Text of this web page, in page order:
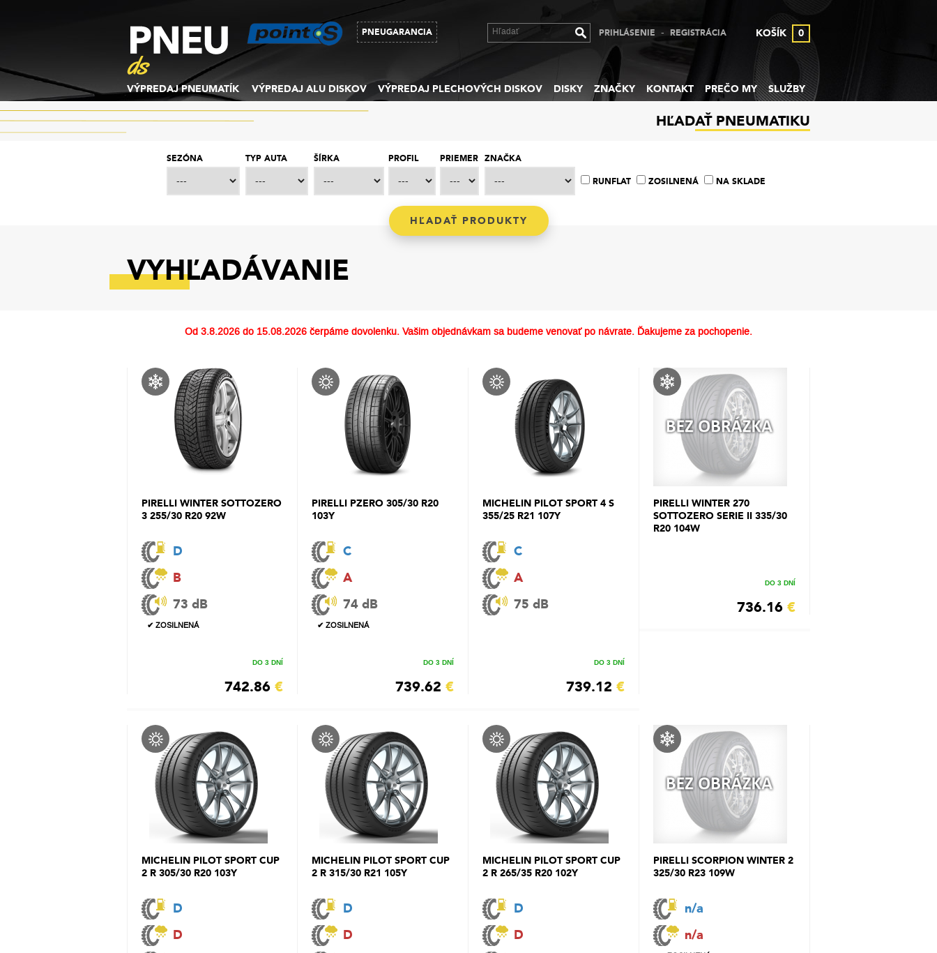
PNEUGARANCIA PRIHLÁSENIE - REGISTRÁCIA KOŠÍK 0
VÝPREDAJ PNEUMATÍK VÝPREDAJ ALU DISKOV VÝPREDAJ PLECHOVÝCH DISKOV DISKY ZNAČKY KONTAKT PREČO MY SLUŽBY
HĽADAŤ PNEUMATIKU
SEZÓNA TYP AUTA ŠÍRKA PROFIL PRIEMER ZNAČKA
RUNFLAT ZOSILNENÁ NA SKLADE
VYHĽADÁVANIE
Od 3.8.2026 do 15.08.2026 čerpáme dovolenku. Vašim objednávkam sa budeme venovať po návrate. Ďakujeme za pochopenie.
PIRELLI WINTER SOTTOZERO
3 255/30 R20 92W
D
B
73 dB
✔ ZOSILNENÁ
DO 3 DNÍ
742.86 €
PIRELLI PZERO 305/30 R20
103Y
C
A
74 dB
✔ ZOSILNENÁ
DO 3 DNÍ
739.62 €
MICHELIN PILOT SPORT 4 S
355/25 R21 107Y
C
A
75 dB
DO 3 DNÍ
739.12 €
PIRELLI WINTER 270
SOTTOZERO SERIE II 335/30
R20 104W
DO 3 DNÍ
736.16 €
MICHELIN PILOT SPORT CUP
2 R 305/30 R20 103Y
D
D
MICHELIN PILOT SPORT CUP
2 R 315/30 R21 105Y
D
D
MICHELIN PILOT SPORT CUP
2 R 265/35 R20 102Y
D
D
PIRELLI SCORPION WINTER 2
325/30 R23 109W
n/a
n/a